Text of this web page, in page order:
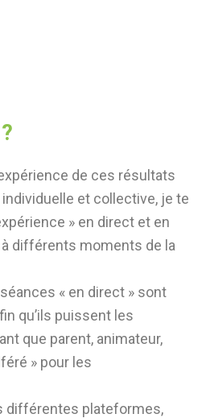
de ces résultats
et collective, je te
» en direct et en
différents moments de la
« en direct » sont
qu’ils puissent les
que parent, animateur,
» pour les
différentes plateformes,